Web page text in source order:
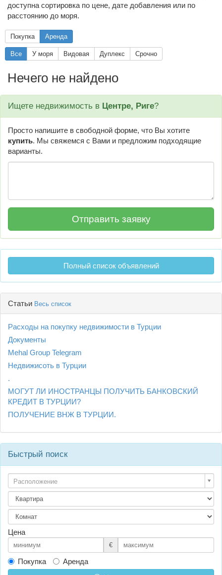
доступна сортировка по цене, дате добавления или по
расстоянию до моря.
Покупка Аренда
Все У моря Видовая Дуплекс Срочно
Нечего не найдено
Ищете недвижимость в Центре, Риге?
Просто напишите в свободной форме, что Вы хотите
купить. Мы свяжемся с Вами и предложим подходящие
варианты.
Полный список объявлений
Статьи Весь список
Расходы на покупку недвижимости в Турции
Документы
Mehal Group Telegram
Недвижисоть в Турции
.
МОГУТ ЛИ ИНОСТРАНЦЫ ПОЛУЧИТЬ БАНКОВСКИЙ
КРЕДИТ В ТУРЦИИ?
ПОЛУЧЕНИЕ ВНЖ В ТУРЦИИ.
Быстрый поиск
Расположение
Цена
€
Покупка
Аренда